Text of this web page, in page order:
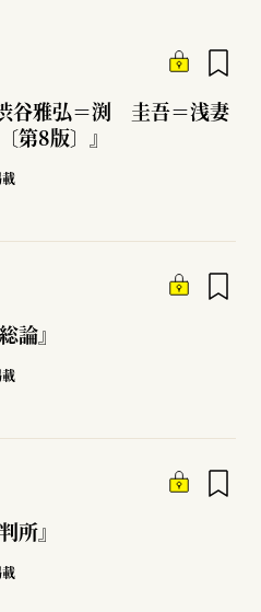
谷雅弘＝渕 圭吾＝浅妻
第8版〕』
論』
所』